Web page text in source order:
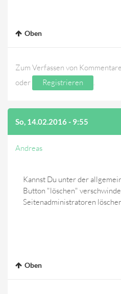
Oben
Zum Verfassen von
oder
Registrieren .
So, 14.02.2016 - 9:55
Andreas
Kannst Du unter der
Button "löschen"
Seitenadministratoren
Oben